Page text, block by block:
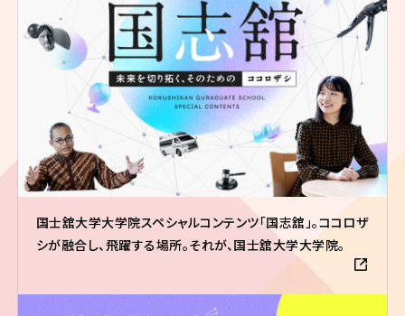
国士舘大学大学院スペシャルコンテンツ「国志舘」。ココロザ
シが融合し、飛躍する場所。それが、国士舘大学大学院。